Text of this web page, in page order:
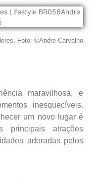
Foto: ©Andre Carvalho
maravilhosa, e
inesquecíveis.
um novo lugar é
principais atrações
adoradas pelos